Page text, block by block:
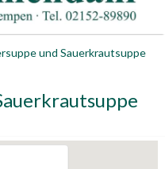
und Sauerkrautsuppe